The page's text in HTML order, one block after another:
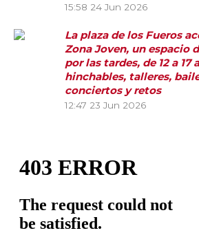
15:58 24 Jun 2026
La plaza de los Fueros
Zona Joven, un espacio
por las tardes, de 12 a 17
hinchables, talleres,
conciertos y retos
12:47 23 Jun 2026